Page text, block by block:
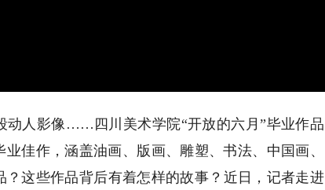
人影像……四川美术学院“开放的六月”毕业作品
佳作，涵盖油画、版画、雕塑、书法、中国画、
这些作品背后有着怎样的故事？近日，记者走进